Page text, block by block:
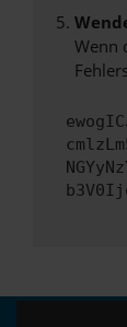
Wenn